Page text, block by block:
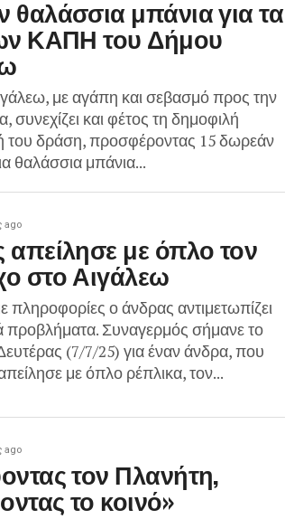
μπάνια για τα
ΚΑΠΗ του Δήμου
με αγάπη και σεβασμό προς την
συνεχίζει και φέτος τη δημοφιλή
του δράση, προσφέροντας 15 δωρεάν
θαλάσσια μπάνια...
ago
με όπλο τον
στο Αιγάλεω
ο άνδρας αντιμετωπίζει
προβλήματα. Συναγερμός σήμανε το
(7/7/25) για έναν άνδρα, που
με όπλο ρέπλικα, τον...
ago
τον Πλανήτη,
το κοινό»